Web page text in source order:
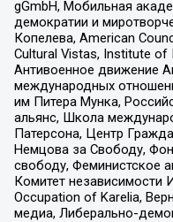
gGmbH, Мобильная
демократии и
Копелева, American
Cultural Vistas, Institute of
Антивоенное движение
международных
им Питера Мунка,
альянс, Школа
Патерсона, Центр
Немцова за Свободу,
свободу, Феминистское
Комитет независимости
Occupation of Karelia,
медиа, Либерально-